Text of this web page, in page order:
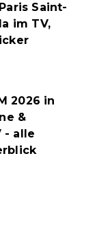
Saint-
im TV,
2026 in
&
- alle